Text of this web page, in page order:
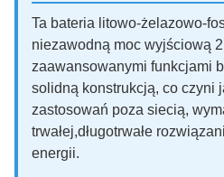
Ta bateria litowo-żelazowo-
niezawodną moc wyjściową
zaawansowanymi funkcjami
solidną konstrukcją, co czyni
zastosowań poza siecią,
trwałej,długotrwałe
energii.